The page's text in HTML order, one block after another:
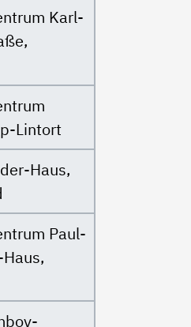
Karl-
Lintort
Haus,
Paul-